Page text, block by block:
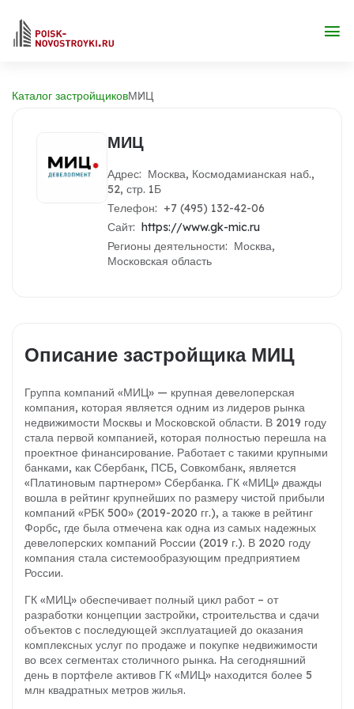
Каталог застройщиковМИЦ
МИЦ
Адрес: Москва, Космодамианская наб.,
52, стр. 1Б
Телефон: +7 (495) 132-42-06
Сайт: https://www.gk-mic.ru
Регионы деятельности: Москва,
Московская область
Описание застройщика МИЦ
Группа компаний «МИЦ» — крупная девелоперская
компания, которая является одним из лидеров рынка
недвижимости Москвы и Московской области. В 2019 году
стала первой компанией, которая полностью перешла на
проектное финансирование. Работает с такими крупными
банками, как Сбербанк, ПСБ, Совкомбанк, является
«Платиновым партнером» Сбербанка. ГК «МИЦ» дважды
вошла в рейтинг крупнейших по размеру чистой прибыли
компаний «РБК 500» (2019-2020 гг.), а также в рейтинг
Форбс, где была отмечена как одна из самых надежных
девелоперских компаний России (2019 г.). В 2020 году
компания стала системообразующим предприятием
России.
ГК «МИЦ» обеспечивает полный цикл работ – от
разработки концепции застройки, строительства и сдачи
объектов с последующей эксплуатацией до оказания
комплексных услуг по продаже и покупке недвижимости
во всех сегментах столичного рынка. На сегодняшний
день в портфеле активов ГК «МИЦ» находится более 5
млн квадратных метров жилья.